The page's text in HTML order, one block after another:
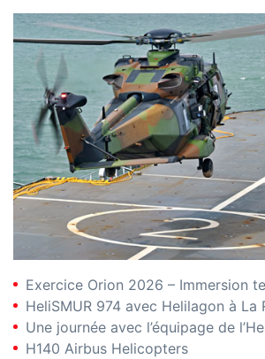
Exercice Orion 2026 – Immersion
HeliSMUR 974 avec Helilagon à La
Une journée avec l’équipage de
H140 Airbus Helicopters